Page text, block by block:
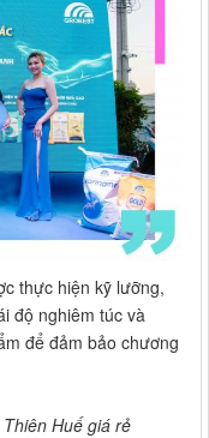
thực hiện kỹ lưỡng,
độ nghiêm túc và
để đảm bảo chương
Huế giá rẻ